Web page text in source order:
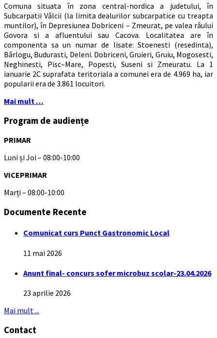
Comuna situata în zona central-nordica a judetului, în
Subcarpatii Vâlcii (la limita dealurilor subcarpatice cu treapta
muntilor), în Depresiunea Dobriceni – Zmeurat, pe valea râului
Govora si a afluentului sau Cacova. Localitatea are în
componenta sa un numar de lisate: Stoenesti (resedinta),
Bârlogu, Budurasti, Deleni. Dobriceni, Gruieri, Gruiu, Mogosesti,
Neghinesti, Pisc–Mare, Popesti, Suseni si Zmeuratu. La 1
ianuarie 2C suprafata teritoriala a comunei era de 4.969 ha, iar
popularii era de 3.861 locuitori.
Mai mult …
Program de audiențe
PRIMAR
Luni și Joi – 08:00-10:00
VICEPRIMAR
Marți – 08:00-10:00
Documente Recente
Comunicat curs Punct Gastronomic Local
11 mai 2026
Anunt final- concurs sofer microbuz scolar-23.04.2026
23 aprilie 2026
Mai mult ...
Contact